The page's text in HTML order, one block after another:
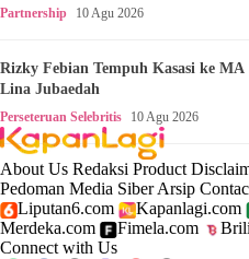
Partnership 10 Agu 2026
Rizky Febian Tempuh Kasasi ke
Lina Jubaedah
Perseteruan Selebritis 10 Agu 2026
About Us Redaksi Product
Pedoman Media Siber Arsip
Liputan6.com
Kapanlagi.com
Merdeka.com
Fimela.com
Connect with Us